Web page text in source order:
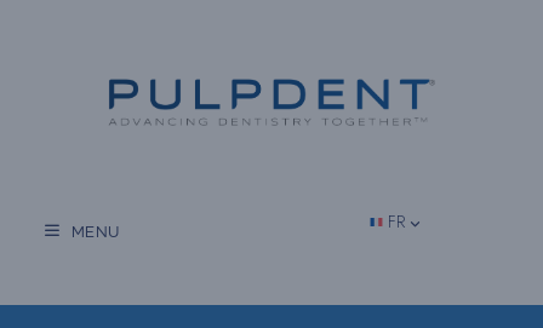
MENU FR